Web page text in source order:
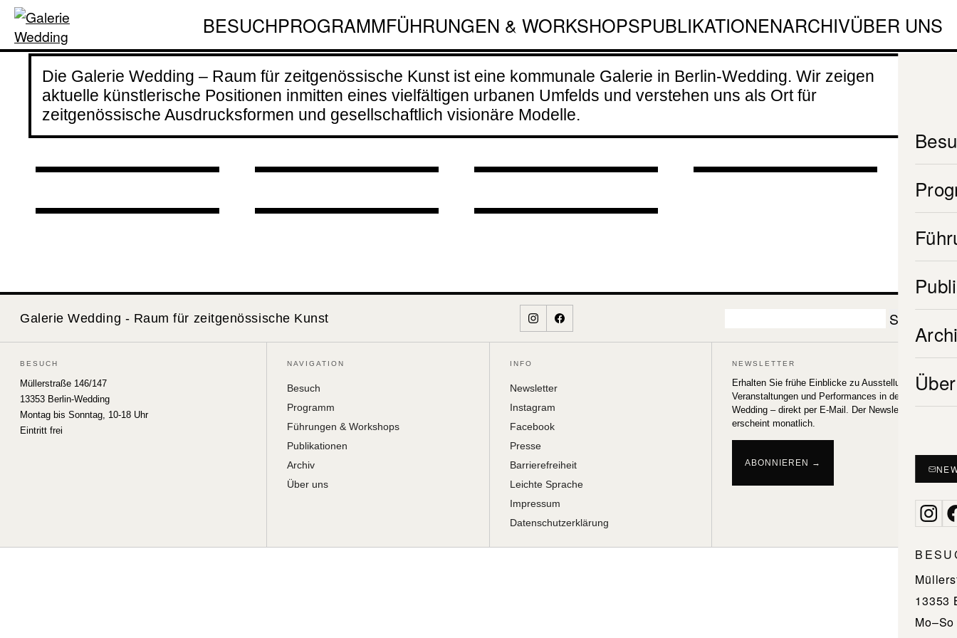
BESUCHPROGRAMMFÜHRUNGEN & WORKSHOPSPUBLIKATIONENARCHIVÜBER UNS
13353
Die Galerie Wedding – Raum für zeitgenössische Kunst ist eine kommunale Galerie in Berlin-Wedding. Wir zeigen
aktuelle künstlerische Positionen inmitten eines vielfältigen urbanen Umfelds und verstehen uns als Ort für
zeitgenössische Ausdrucksformen und gesellschaftlich visionäre Modelle.
Deconstruction
of an Armenian
Family«
22.05.2026 bis
09.08.2026
난국죽 Mae Nan
Guk Juk: Diasporic
Memories Formed i
n Clay «
20.08.2026 - 18:00
Führung mit
Beatrice
Moumdjian
06.08.2026 -
17:00
Community
Space
26.02.2026
bis
31.01.2027
» 매난국죽 Mae
Nan Guk Juk:
Diasporic
Memories Formed i
n Clay «
01.11.2026
Konzertabend
mit
»Horizontaler
Gentransfer«
19:00
SUNDAY ART
(SAM)
Galerie Wedding - Raum für zeitgenössische Kunst
nach:
BESUCH
Müllerstraße 146/147
13353 Berlin-Wedding
Montag bis Sonntag, 10-18 Uhr
Eintritt frei
NAVIGATION
Besuch
Programm
Führungen & Workshops
Publikationen
Archiv
Über uns
INFO
Newsletter
Instagram
Facebook
Presse
Barrierefreiheit
Leichte Sprache
Impressum
Datenschutzerklärung
NEWSLETTER
Erhalten Sie frühe Einblicke zu Ausstellungen,
Veranstaltungen und Performances in der Galerie
Wedding – direkt per E-Mail. Der Newsletter
erscheint monatlich.
ABONNIEREN →